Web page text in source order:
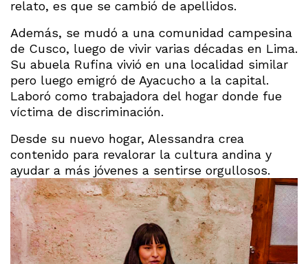
relato, es que se cambió de apellidos.
Además, se mudó a una comunidad campesina
de Cusco, luego de vivir varias décadas en Lima.
Su abuela Rufina vivió en una localidad similar
pero luego emigró de Ayacucho a la capital.
Laboró como trabajadora del hogar donde fue
víctima de discriminación.
Desde su nuevo hogar, Alessandra crea
contenido para revalorar la cultura andina y
ayudar a más jóvenes a sentirse orgullosos.